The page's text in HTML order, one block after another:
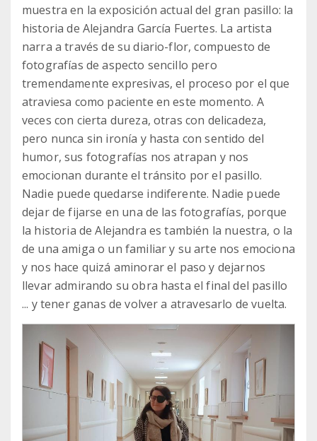
muestra en la exposición actual del gran pasillo: la
historia de Alejandra García Fuertes. La artista
narra a través de su diario-flor, compuesto de
fotografías de aspecto sencillo pero
tremendamente expresivas, el proceso por el que
atraviesa como paciente en este momento. A
veces con cierta dureza, otras con delicadeza,
pero nunca sin ironía y hasta con sentido del
humor, sus fotografías nos atrapan y nos
emocionan durante el tránsito por el pasillo.
Nadie puede quedarse indiferente. Nadie puede
dejar de fijarse en una de las fotografías, porque
la historia de Alejandra es también la nuestra, o la
de una amiga o un familiar y su arte nos emociona
y nos hace quizá aminorar el paso y dejarnos
llevar admirando su obra hasta el final del pasillo
... y tener ganas de volver a atravesarlo de vuelta.